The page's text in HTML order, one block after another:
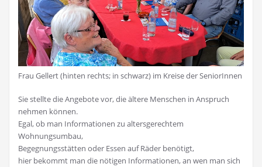
Frau Gellert (hinten rechts; in schwarz) im Kreise der SeniorInnen
Sie stellte die Angebote vor, die ältere Menschen in Anspruch
nehmen können.
Egal, ob man Informationen zu altersgerechtem
Wohnungsumbau,
Begegnungsstätten oder Essen auf Räder benötigt,
hier bekommt man die nötigen Informationen, an wen man sich